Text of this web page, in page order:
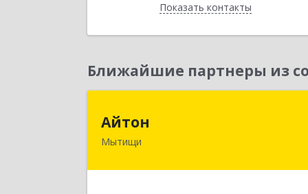
Показать контакты
Назад
Ближайшие партнеры из
Айтон
Мытищи
141006, Московская обл, Мытищи г,